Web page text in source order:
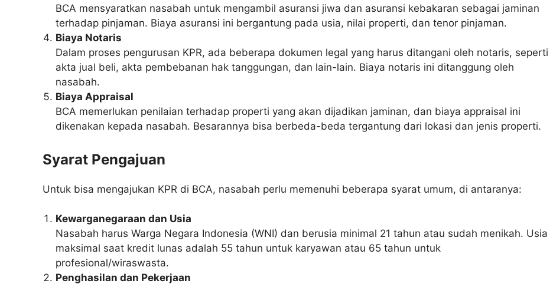
BCA mensyaratkan nasabah untuk mengambil asuransi jiwa dan asuransi kebakaran sebagai jaminan
terhadap pinjaman. Biaya asuransi ini bergantung pada usia, nilai properti, dan tenor pinjaman.
Biaya Notaris
Dalam proses pengurusan KPR, ada beberapa dokumen legal yang harus ditangani oleh notaris, seperti
akta jual beli, akta pembebanan hak tanggungan, dan lain-lain. Biaya notaris ini ditanggung oleh
nasabah.
Biaya Appraisal
BCA memerlukan penilaian terhadap properti yang akan dijadikan jaminan, dan biaya appraisal ini
dikenakan kepada nasabah. Besarannya bisa berbeda-beda tergantung dari lokasi dan jenis properti.
Syarat Pengajuan
Untuk bisa mengajukan KPR di BCA, nasabah perlu memenuhi beberapa syarat umum, di antaranya:
Kewarganegaraan dan Usia
Nasabah harus Warga Negara Indonesia (WNI) dan berusia minimal 21 tahun atau sudah menikah. Usia
maksimal saat kredit lunas adalah 55 tahun untuk karyawan atau 65 tahun untuk
profesional/wiraswasta.
Penghasilan dan Pekerjaan